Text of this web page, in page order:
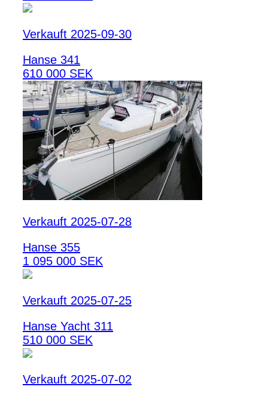
Verkauft 2025-09-30
Hanse 341
610 000 SEK
Verkauft 2025-07-28
Hanse 355
1 095 000 SEK
Verkauft 2025-07-25
Hanse Yacht 311
510 000 SEK
Verkauft 2025-07-02